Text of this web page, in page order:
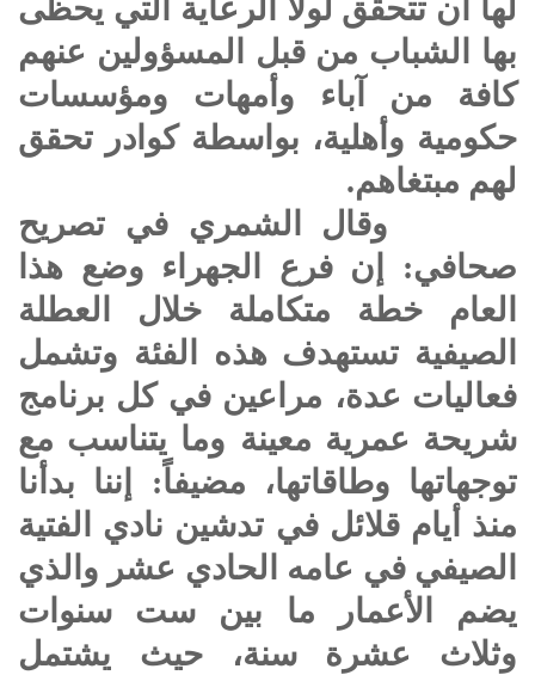
لها أن تتحقق لولا الرعاية التي يحظى
بها الشباب من قبل المسؤولين عنهم
كافة من آباء وأمهات ومؤسسات
حكومية وأهلية، بواسطة كوادر تحقق
لهم مبتغاهم.
وقال الشمري في تصريح
صحافي: إن فرع الجهراء وضع هذا
العام خطة متكاملة خلال العطلة
الصيفية تستهدف هذه الفئة وتشمل
فعاليات عدة، مراعين في كل برنامج
شريحة عمرية معينة وما يتناسب مع
توجهاتها وطاقاتها، مضيفاً: إننا بدأنا
منذ أيام قلائل في تدشين نادي الفتية
الصيفي في عامه الحادي عشر والذي
يضم الأعمار ما بين ست سنوات
وثلاث عشرة سنة، حيث يشتمل